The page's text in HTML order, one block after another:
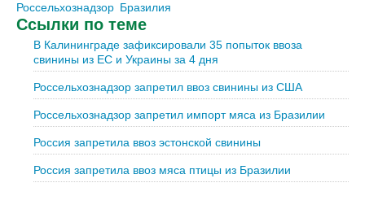
Россельхознадзор Бразилия
Ссылки по теме
В Калининграде зафиксировали 35 попыток ввоза
свинины из ЕС и Украины за 4 дня
Россельхознадзор запретил ввоз свинины из США
Россельхознадзор запретил импорт мяса из Бразилии
Россия запретила ввоз эстонской свинины
Россия запретила ввоз мяса птицы из Бразилии